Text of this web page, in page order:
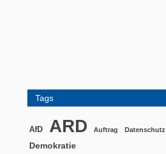
Tags
AfD ARD Auftrag Datenschutz
Demokratie